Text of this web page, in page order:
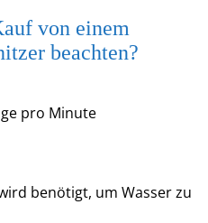
von einem
beachten?
pro Minute
benötigt, um Wasser zu